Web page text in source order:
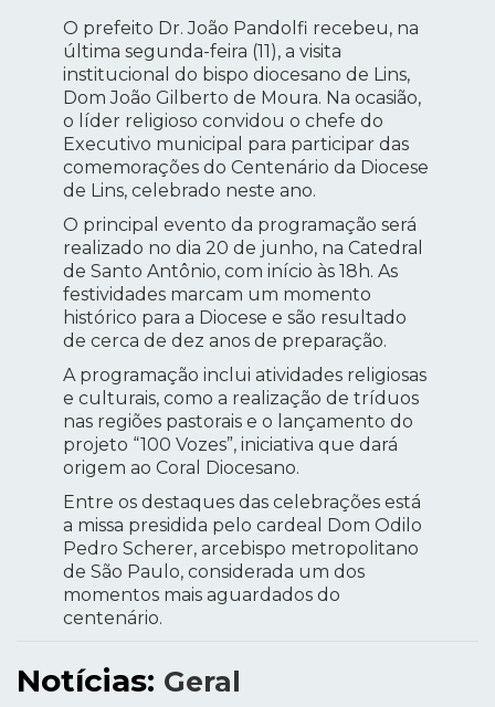
O prefeito Dr. João Pandolfi recebeu, na
última segunda-feira (11), a visita
institucional do bispo diocesano de Lins,
Dom João Gilberto de Moura. Na ocasião,
o líder religioso convidou o chefe do
Executivo municipal para participar das
comemorações do Centenário da Diocese
de Lins, celebrado neste ano.
O principal evento da programação será
realizado no dia 20 de junho, na Catedral
de Santo Antônio, com início às 18h. As
festividades marcam um momento
histórico para a Diocese e são resultado
de cerca de dez anos de preparação.
A programação inclui atividades religiosas
e culturais, como a realização de tríduos
nas regiões pastorais e o lançamento do
projeto “100 Vozes”, iniciativa que dará
origem ao Coral Diocesano.
Entre os destaques das celebrações está
a missa presidida pelo cardeal Dom Odilo
Pedro Scherer, arcebispo metropolitano
de São Paulo, considerada um dos
momentos mais aguardados do
centenário.
Notícias: Geral